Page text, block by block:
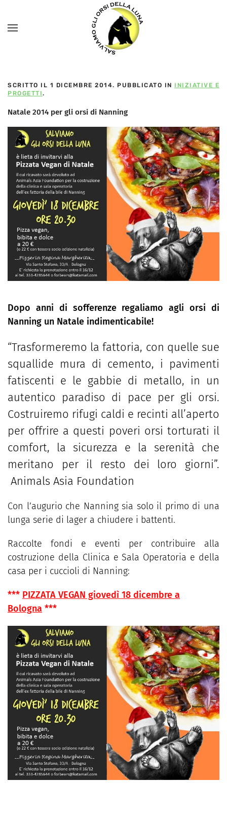
SCRITTO IL 1 DICEMBRE 2014. PUBBLICATO IN INIZIATIVE E
PROGETTI.
Natale 2014 per gli orsi di Nanning
Dopo anni di sofferenze regaliamo agli orsi di
Nanning un Natale indimenticabile!
“Trasformeremo la fattoria, con quelle sue
squallide mura di cemento, i pavimenti
fatiscenti e le gabbie di metallo, in un
autentico paradiso di pace per gli orsi.
Costruiremo rifugi caldi e recinti all’aperto
per offrire a questi poveri orsi torturati il
comfort, la sicurezza e la serenità che
meritano per il resto dei loro giorni”.
Animals Asia Foundation
Con l’augurio che Nanning sia solo il primo di una
lunga serie di lager a chiudere i battenti.
Raccolte fondi e eventi per contribuire alla
costruzione della Clinica e Sala Operatoria e della
casa per i cuccioli di Nanning:
*** PIZZATA VEGAN giovedì 18 dicembre a
Bologna ***